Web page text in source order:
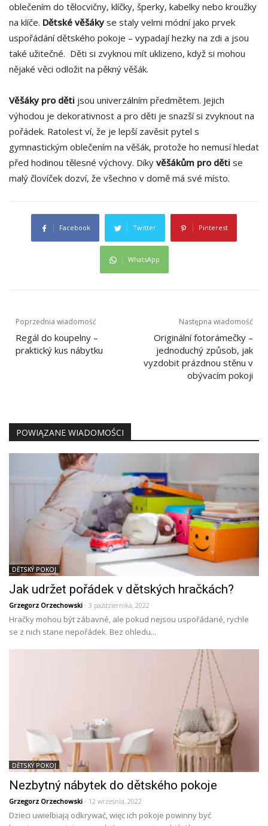
oblečením do tělocvičny, klíčky, šperky, kabelky nebo kroužky
na klíče. Dětské věšákyse staly velmi módní jako prvek
uspořádání dětského pokoje – vypadají hezky na zdi a jsou
také užitečné. Děti si zvyknou mít uklizeno, když si mohou
nějaké věci odložit na pěkný věšák.
Věšáky pro děti jsou univerzálním předmětem. Jejich
výhodou je dekorativnost a pro děti je snazší si zvyknout na
pořádek. Ratolest ví, že je lepší zavěsit pytel s
gymnastickým oblečením na věšák, protože ho nemusí hledat
před hodinou tělesné výchovy. Díky věšákům pro děti se
malý človíček dozví, že všechno v domě má své místo.
Facebook Twitter Pinterest
WhatsApp
Nawigacja
wpisu
Poprzednia wiadomość
Regál do koupelny –
praktický kus nábytku
Następna wiadomość
Originální fotorámečky –
jednoduchý způsob, jak
vyzdobit prázdnou stěnu v
obývacím pokoji
POWIĄZANE WIADOMOŚCI
DĚTSKÝ POKOJ
Jak udržet pořádek v dětských hračkách?
Grzegorz Orzechowski - 3 października, 2022
Hračky mohou být zábavné, ale pokud nejsou uspořádané, rychle
se z nich stane nepořádek. Bez ohledu...
DĚTSKÝ POKOJ
Nezbytný nábytek do dětského pokoje
Grzegorz Orzechowski - 12 września, 2022
Dzieci uwielbiają odkrywać, więc ich pokoje powinny być